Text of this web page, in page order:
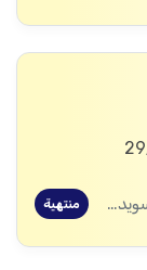
درعا, المزرعة، السويداء منتهية